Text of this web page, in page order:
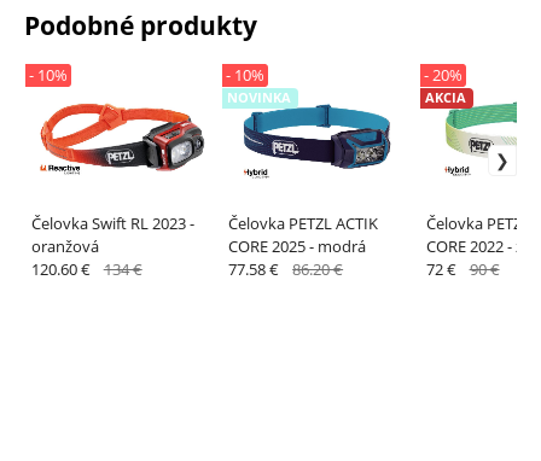
Podobné produkty
Čelovka Swift RL 2023 -
oranžová
- 10%
120.60 € 134 €
Čelovka PETZL ACTIK
CORE 2025 - modrá
NOVINKA
- 10%
77.58 € 86.20 €
Čelovka PETZL
CORE 2022 -
AKCIA
- 20%
72 € 90 €